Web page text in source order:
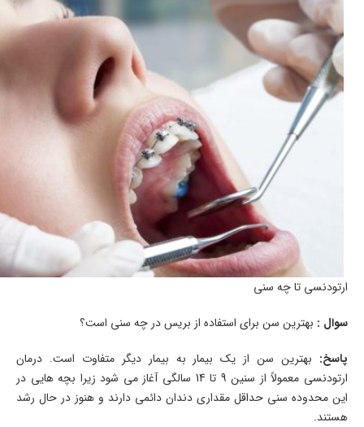
ارتودنسی تا چه سنی
سوال : بهترین سن برای استفاده از بریس در چه سنی است؟
پاسخ: بهترین سن از یک بیمار به بیمار دیگر متفاوت است. درمان
ارتودنسی معمولاً از سنین 9 تا 14 سالگی آغاز می شود زیرا بچه هایی در
این محدوده سنی حداقل مقداری دندان دائمی دارند و هنوز در حال رشد
هستند.